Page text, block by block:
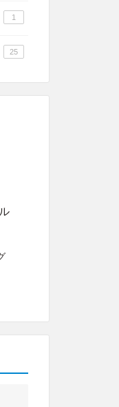
1
25